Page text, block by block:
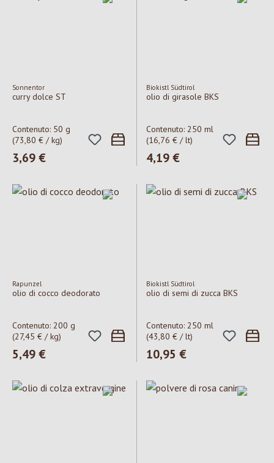
Sonnentor
curry dolce ST
Contenuto: 50 g
(73,80 € / kg)
Prezzo normale:
3,69 €
Biokistl Südtirol
olio di girasole BKS
Contenuto: 250 ml
(16,76 € / lt)
Prezzo normale:
4,19 €
Rapunzel
olio di cocco deodorato
Contenuto: 200 g
(27,45 € / kg)
Prezzo normale:
5,49 €
Biokistl Südtirol
olio di semi di zucca BKS
Contenuto: 250 ml
(43,80 € / lt)
Prezzo normale:
10,95 €